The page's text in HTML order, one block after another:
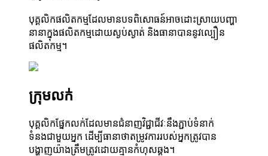
បុគ្គលិកផលិតកម្មដែលមានបទពិសោធន៍អាចដោះស្រាយបញ្ហា
នានាក្នុងផលិតកម្មដោយស្ងប់ស្ងាត់ និងធានាបាននូវល្បឿន
ផលិតកម្ម។
ក្រុមលក់
បុគ្គលិកផ្នែកលក់ដែលមានជំនាញវិជ្ជាជីវៈនឹងភ្ជាប់ទំនាក់
ទំនងជាមួយអ្នក ដើម្បីធានាថាតម្រូវការរបស់អ្នកត្រូវបាន
បង្ហាញយ៉ាងត្រឹមត្រូវដោយគ្មានកំហុសឆ្គង។